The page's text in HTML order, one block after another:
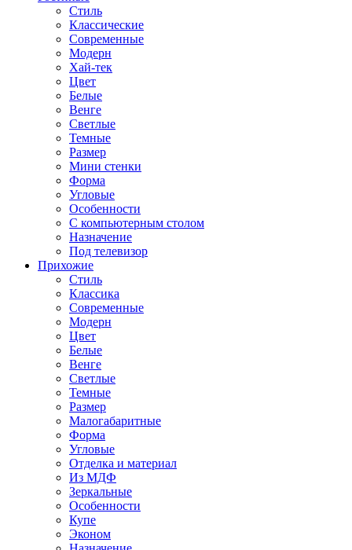
Стиль
Классические
Современные
Модерн
Хай-тек
Цвет
Белые
Венге
Светлые
Темные
Размер
Мини стенки
Форма
Угловые
Особенности
С компьютерным столом
Назначение
Под телевизор
Прихожие
Стиль
Классика
Современные
Модерн
Цвет
Белые
Венге
Светлые
Темные
Размер
Малогабаритные
Форма
Угловые
Отделка и материал
Из МДФ
Зеркальные
Особенности
Купе
Эконом